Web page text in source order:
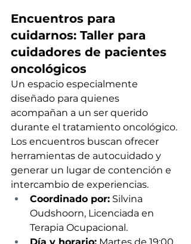
Encuentros para
cuidarnos: Taller para
cuidadores de pacientes
oncológicos
Un espacio especialmente
diseñado para quienes
acompañan a un ser querido
durante el tratamiento oncológico.
Los encuentros buscan ofrecer
herramientas de autocuidado y
generar un lugar de contención e
intercambio de experiencias.
Coordinado por: Silvina
Oudshoorn, Licenciada en
Terapia Ocupacional.
Día y horario: Martes de 19:00